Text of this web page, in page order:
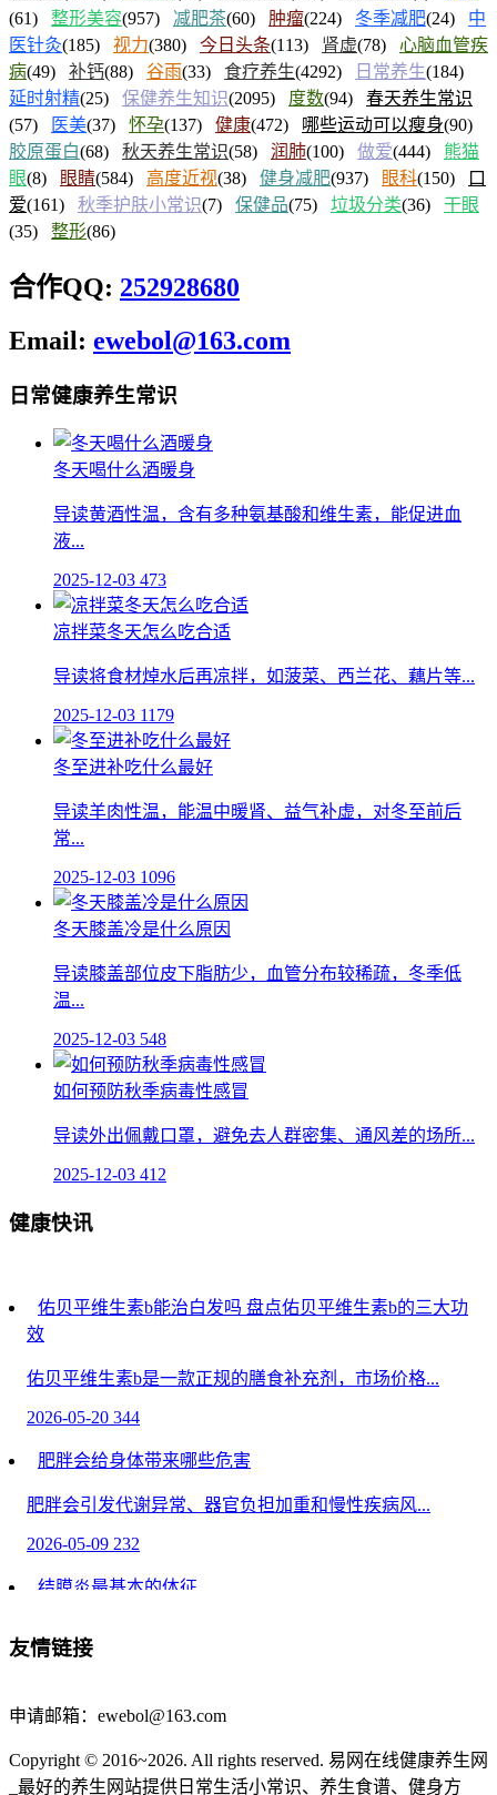
(61) 整形美容(957) 减肥茶(60) 肿瘤(224) 冬季减肥(24) 中
医针灸(185) 视力(380) 今日头条(113) 肾虚(78) 心脑血管疾
病(49) 补钙(88) 谷雨(33) 食疗养生(4292) 日常养生(184)
延时射精(25) 保健养生知识(2095) 度数(94) 春天养生常识
(57)
医美(37) 怀孕(137) 健康(472) 哪些运动可以瘦身(90)
胶原蛋白(68) 秋天养生常识(58) 润肺(100) 做爱(444) 熊猫
眼(8) 眼睛(584) 高度近视(38) 健身减肥(937) 眼科(150)
口
爱(161) 秋季护肤小常识(7) 保健品(75) 垃圾分类(36) 干眼
(35) 整形(86)
合作QQ: 252928680
Email: ewebol@163.com
日常健康养生常识
冬天喝什么酒暖身
导读黄酒性温，含有多种氨基酸和维生素，能促进血
液...
2025-12-03 473
凉拌菜冬天怎么吃合适
导读将食材焯水后再凉拌，如菠菜、西兰花、藕片等...
2025-12-03 1179
冬至进补吃什么最好
导读羊肉性温，能温中暖肾、益气补虚，对冬至前后
常...
2025-12-03 1096
冬天膝盖冷是什么原因
导读膝盖部位皮下脂肪少，血管分布较稀疏，冬季低
温...
2025-12-03 548
如何预防秋季病毒性感冒
导读外出佩戴口罩，避免去人群密集、通风差的场所...
2025-12-03 412
健康快讯
佑贝平维生素b能治白发吗 盘点佑贝平维生素b的三大功
效
佑贝平维生素b是一款正规的膳食补充剂，市场价格...
2026-05-20 344
肥胖会给身体带来哪些危害
肥胖会引发代谢异常、器官负担加重和慢性疾病风...
2026-05-09 232
结膜炎最基本的体征
西地那非选什么牌子最好 优质西地那非品牌推荐
在同房的过程当中，如果存在硬不起来或者是中途软...
友情链接
申请邮箱：ewebol@163.com
Copyright © 2016~2026. All rights reserved. 易网在线健康养生网
_最好的养生网站提供日常生活小常识、养生食谱、健身方